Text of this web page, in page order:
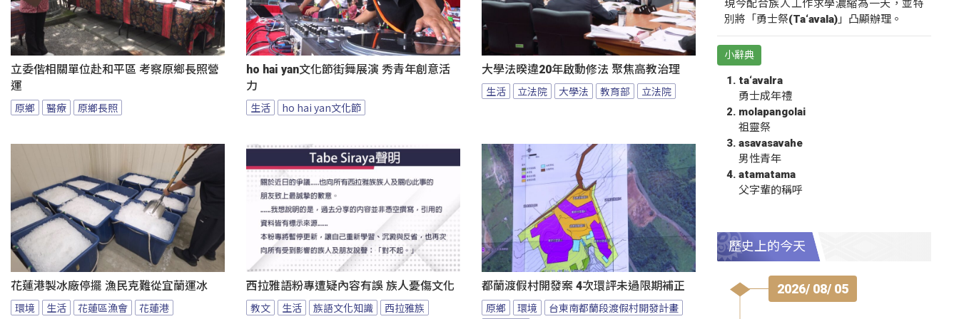
立委偕相關單位赴和平區 考察原鄉長照營
運
原鄉 醫療 原鄉長照
ho hai yan文化節街舞展演 秀青年創意活
力
生活 ho hai yan文化節
大學法暌違20年啟動修法 聚焦高教治理
生活 立法院 大學法 教育部 立法院
花蓮港製冰廠停擺 漁民克難從宜蘭運冰
環境 生活 花蓮區漁會 花蓮港
西拉雅語粉專遭疑內容有誤 族人憂傷文化
教文 生活 族語文化知識 西拉雅族
都蘭渡假村開發案 4次環評未過限期補正
原鄉 環境 台東南都蘭段渡假村開發計畫
現今配合族人工作求學濃縮為一天，並特
別將「勇士祭(Ta‘avala)」凸顯辦理。
小辭典
ta‘avalra
勇士成年禮
molapangolai
祖靈祭
asavasavahe
男性青年
atamatama
父字輩的稱呼
歷史上的今天
2026/ 08/ 05